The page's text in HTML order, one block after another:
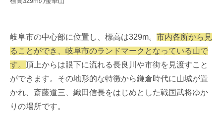
岐阜市の中心部に位置し、標高は329m。 市内各所から見
ることができ、岐阜市のランドマークとなっている山で
す。 頂上からは眼下に流れる長良川や市街を見渡すこと
ができます。その地形的な特徴から鎌倉時代に山城が置
かれ、斎藤道三、織田信長をはじめとした戦国武将ゆか
りの場所です。